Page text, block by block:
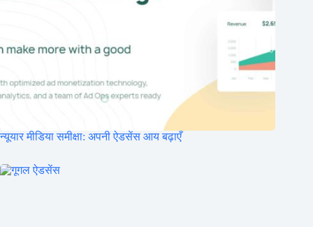
न्यूयार मीडिया समीक्षा: अपनी ऐडसेंस आय बढ़ाएँ